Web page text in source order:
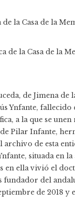
de la Casa de la
de Jimena de
Ynfante, fallecido
a la que se
Pilar Infante,
de esta
situada en
en ella vivió el
fundador del
de 2018 y